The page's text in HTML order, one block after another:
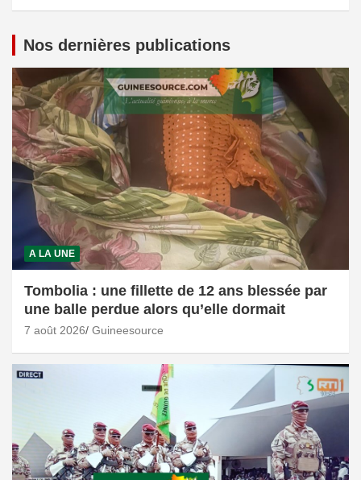
Nos dernières publications
A LA UNE
Tombolia : une fillette de 12 ans blessée par
une balle perdue alors qu’elle dormait
7 août 2026 Guineesource